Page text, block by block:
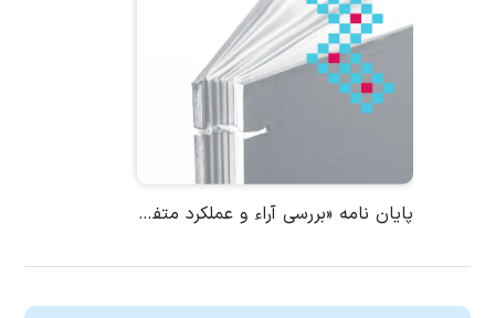
پایان نامه «بررسی آراء و عملکرد متفکران تربیت دینی غیررسمی در ایران» نوشتۀ حسین باغگلی